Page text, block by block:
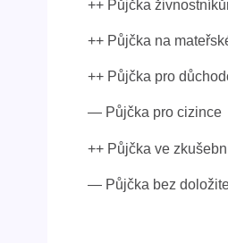
++ Půjčka
++ Půjčka na
++ Půjčka pro
— Půjčka pro cizince
++ Půjčka ve
— Půjčka bez